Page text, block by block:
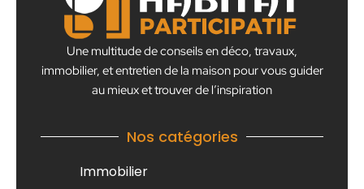
Une multitude de conseils en déco, travaux,
immobilier, et entretien de la maison pour vous guider
au mieux et trouver de l’inspiration
Nos catégories
Immobilier